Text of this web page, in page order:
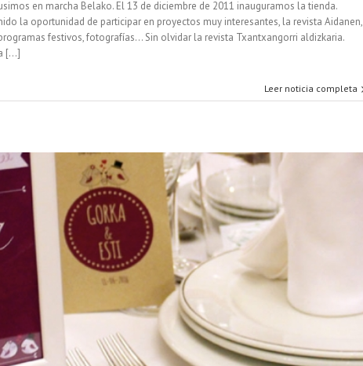
en marcha Belako. El 13 de diciembre de 2011 inauguramos la tienda.
la oportunidad de participar en proyectos muy interesantes, la revista Aidanen,
festivos, fotografías... Sin olvidar la revista Txantxangorri aldizkaria.
[...]
Leer noticia completa